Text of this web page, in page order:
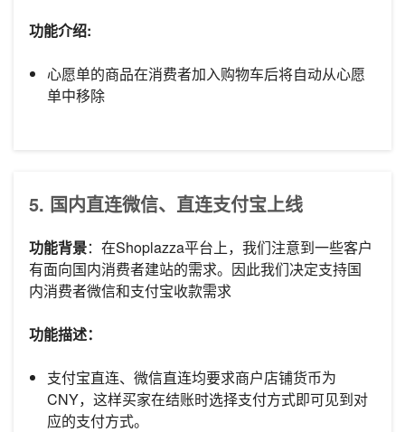
功能介绍:
心愿单的商品在消费者加入购物车后将自动从心愿
单中移除
5. 国内直连微信、直连支付宝上线
功能背景：在Shoplazza平台上，我们注意到一些客户
有面向国内消费者建站的需求。因此我们决定支持国
内消费者微信和支付宝收款需求
功能描述：
支付宝直连、微信直连均要求商户店铺货币为
CNY，这样买家在结账时选择支付方式即可见到对
应的支付方式。